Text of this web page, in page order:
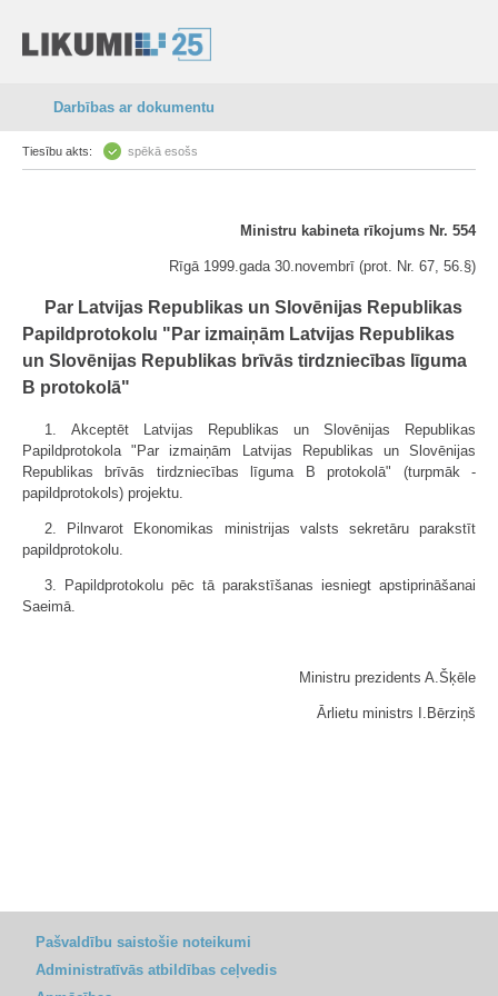
Darbības ar dokumentu
Tiesību akts: spēkā esošs
Ministru kabineta rīkojums Nr. 554
Rīgā 1999.gada 30.novembrī (prot. Nr. 67, 56.§)
Par Latvijas Republikas un Slovēnijas Republikas
Papildprotokolu "Par izmaiņām Latvijas Republikas
un Slovēnijas Republikas brīvās tirdzniecības līguma
B protokolā"
1. Akceptēt Latvijas Republikas un Slovēnijas Republikas
Papildprotokola "Par izmaiņām Latvijas Republikas un Slovēnijas
Republikas brīvās tirdzniecības līguma B protokolā" (turpmāk -
papildprotokols) projektu.
2. Pilnvarot Ekonomikas ministrijas valsts sekretāru parakstīt
papildprotokolu.
3. Papildprotokolu pēc tā parakstīšanas iesniegt apstiprināšanai
Saeimā.
Ministru prezidents A.Šķēle
Ārlietu ministrs I.Bērziņš
Pašvaldību saistošie noteikumi
Administratīvās atbildības ceļvedis